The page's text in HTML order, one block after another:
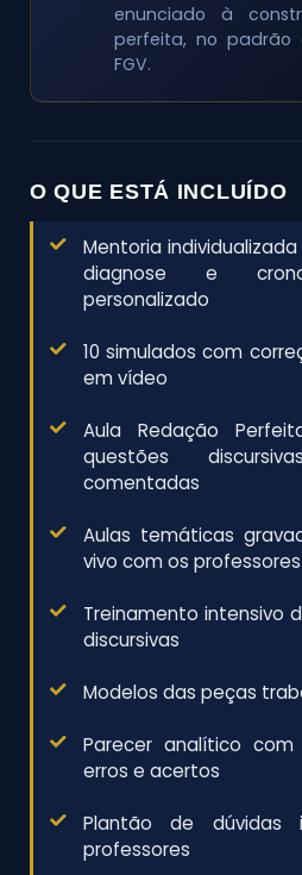
enunciado à
perfeita, no padrão
FGV.
O QUE ESTÁ INCLUÍDO
Mentoria
diagnose e
personalizado
10 simulados com
em vídeo
Aula Redação
questões
comentadas
Aulas temáticas
vivo com os professores
Treinamento intensivo
discursivas
Modelos das peças
Parecer analítico
erros e acertos
Plantão de dúvidas
professores